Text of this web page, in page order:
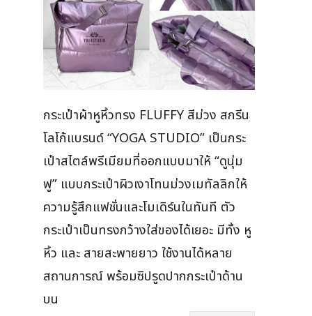
กระเป๋าผ้าหูหิ้วทรง FLUFFY สีม่วง สกรีน
โลโก้แบรนด์ “YOGA STUDIO” เป็นกระ
เป๋าสไตล์พรีเมียมที่ออกแบบมาให้ “ดูนุ่ม
ฟู” แบบกระเป๋าผิวเงาโทนม่วงเมทัลลิกให้
ความรู้สึกแฟชั่นและโมเดิร์นในทันที ตัว
กระเป๋าเป็นทรงกว้างใส่ของได้เยอะ มีทั้ง หู
หิ้ว และ สายสะพายยาว ใช้งานได้หลาย
สถานการณ์ พร้อมซิปรูดปากกระเป๋าด้าน
บน